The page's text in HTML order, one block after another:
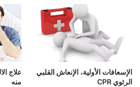
الإسعافات الأولية، الإنعاش القلبي
الرئوي CPR
علاج
منه